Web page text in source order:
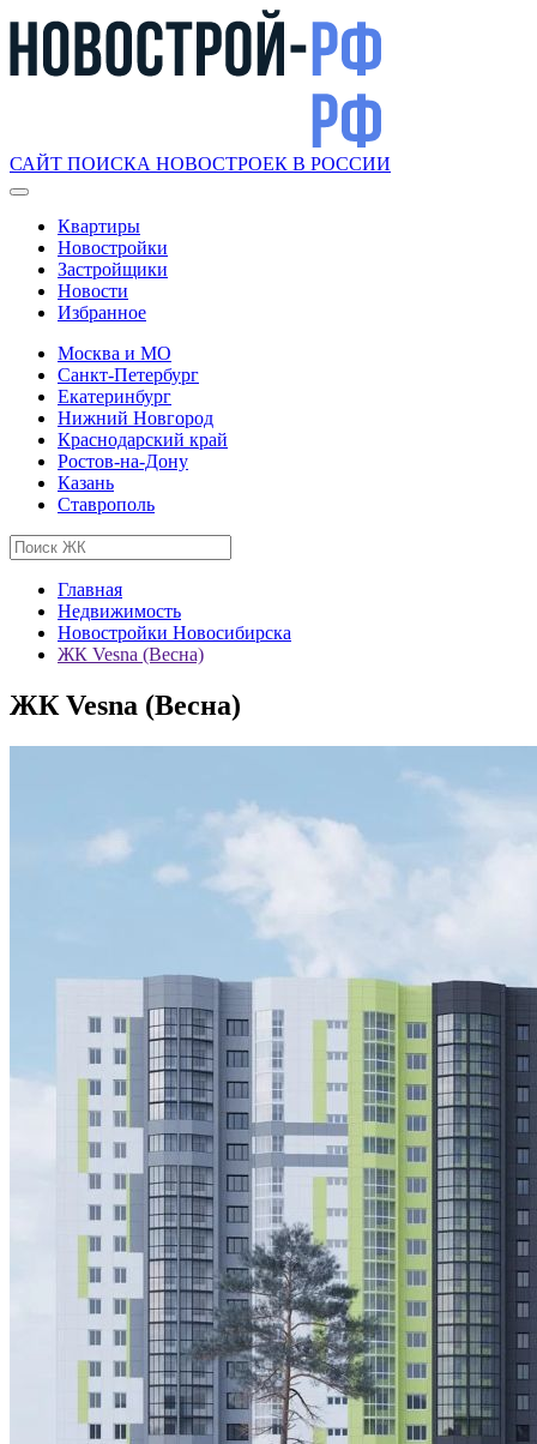
САЙТ ПОИСКА НОВОСТРОЕК В РОССИИ
Квартиры
Новостройки
Застройщики
Новости
Избранное
Москва и МО
Санкт-Петербург
Екатеринбург
Нижний Новгород
Краснодарский край
Ростов-на-Дону
Казань
Ставрополь
Главная
Недвижимость
Новостройки Новосибирска
ЖК Vesna (Весна)
ЖК Vesna (Весна)